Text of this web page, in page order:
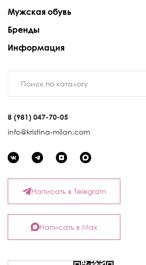
Мужская обувь
Бренды
Информация
8 (981) 047-70-05
info@kristina-milan.com
Написать в Telegram
Написать в Max